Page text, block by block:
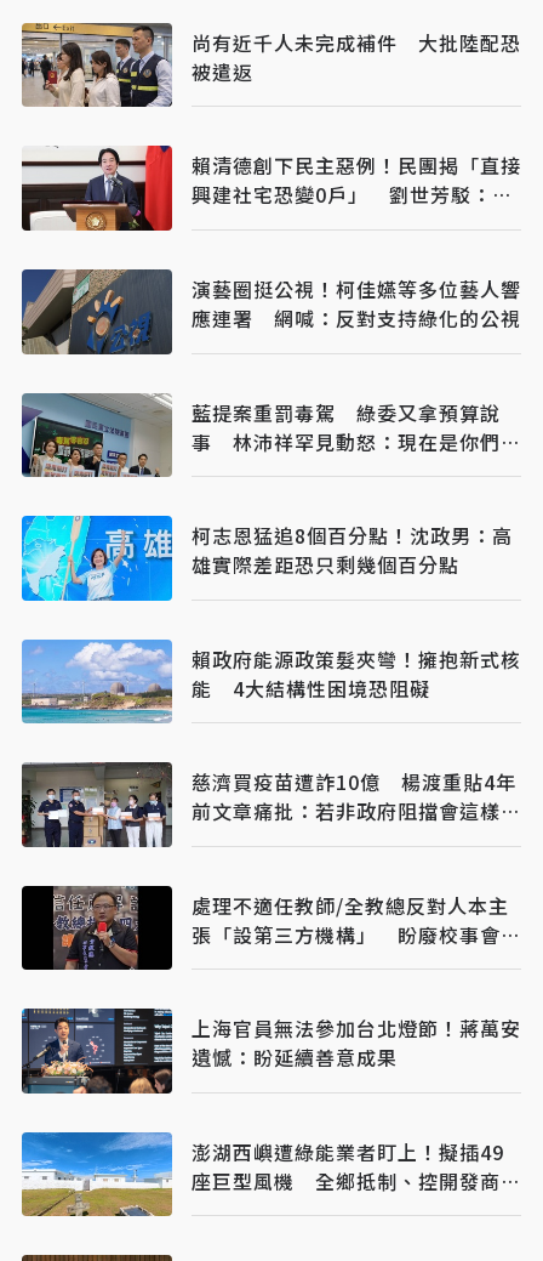
尚有近千人未完成補件 大批陸配恐
被遣返
賴清德創下民主惡例！民團揭「直接
興建社宅恐變0戶」 劉世芳駁：以
偏概全
演藝圈挺公視！柯佳嬿等多位藝人響
應連署 網喊：反對支持綠化的公視
藍提案重罰毒駕 綠委又拿預算說
事 林沛祥罕見動怒：現在是你們在
治理國家
柯志恩猛追8個百分點！沈政男：高
雄實際差距恐只剩幾個百分點
賴政府能源政策髮夾彎！擁抱新式核
能 4大結構性困境恐阻礙
慈濟買疫苗遭詐10億 楊渡重貼4年
前文章痛批：若非政府阻擋會這樣
嗎？
處理不適任教師/全教總反對人本主
張「設第三方機構」 盼廢校事會
議、案件分流
上海官員無法參加台北燈節！蔣萬安
遺憾：盼延續善意成果
澎湖西嶼遭綠能業者盯上！擬插49
座巨型風機 全鄉抵制、控開發商打
消耗戰